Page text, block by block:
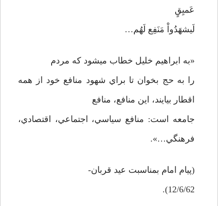
عَميِقٍ
لَيشهَدُواْ مَنَفِع لَهُم…
«به ابراهيم خليل خطاب ميشود كه مردم
را به حج بخوان تا براي شهود منافع خود از همه
اقطار بيايند، اين منافع، منافع
جامعه است: منافع سياسي، اجتماعي، اقتصادي،
فرهنگي…».
(پيام امام بمناسبت عيد قربان-
12/6/62).